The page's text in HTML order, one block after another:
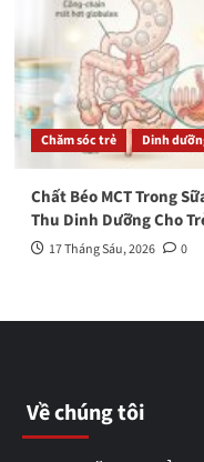
Chăm sóc trẻ Dinh
Chất Béo MCT Trong
Thu Dinh Dưỡng Cho
17 Tháng Sáu, 2026 0
Về chúng tôi